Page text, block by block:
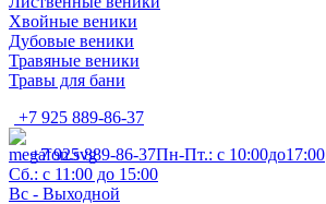
Хвойные веники
Дубовые веники
Травяные веники
Травы для бани
+7 925 889-86-37
+7 925 889-86-37Пн-Пт.: с 10:00до17:00
Сб.: с 11:00 до 15:00
Вс - Выходной